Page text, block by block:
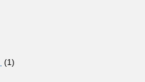
(1)